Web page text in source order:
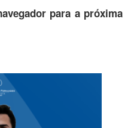
para a próxima